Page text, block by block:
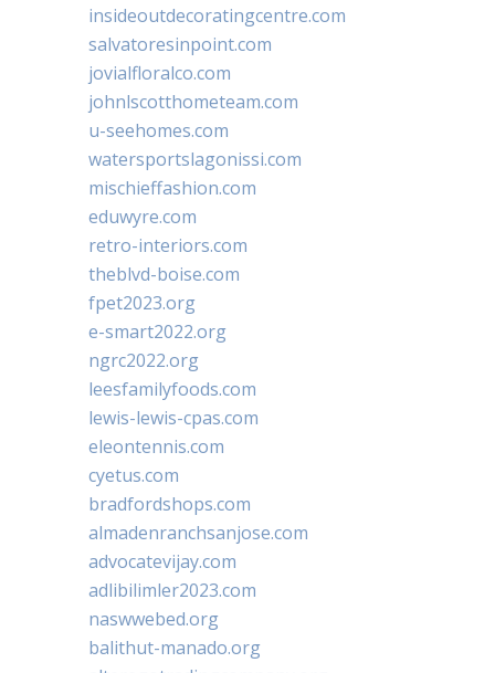
insideoutdecoratingcentre.com
salvatoresinpoint.com
jovialfloralco.com
johnlscotthometeam.com
u-seehomes.com
watersportslagonissi.com
mischieffashion.com
eduwyre.com
retro-interiors.com
theblvd-boise.com
fpet2023.org
e-smart2022.org
ngrc2022.org
leesfamilyfoods.com
lewis-lewis-cpas.com
eleontennis.com
cyetus.com
bradfordshops.com
almadenranchsanjose.com
advocatevijay.com
adlibilimler2023.com
naswwebed.org
balithut-manado.org